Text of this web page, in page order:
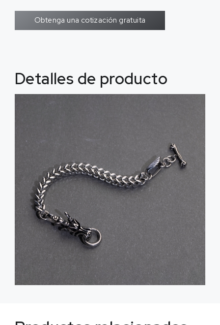
Obtenga una cotización gratuita
Detalles de producto